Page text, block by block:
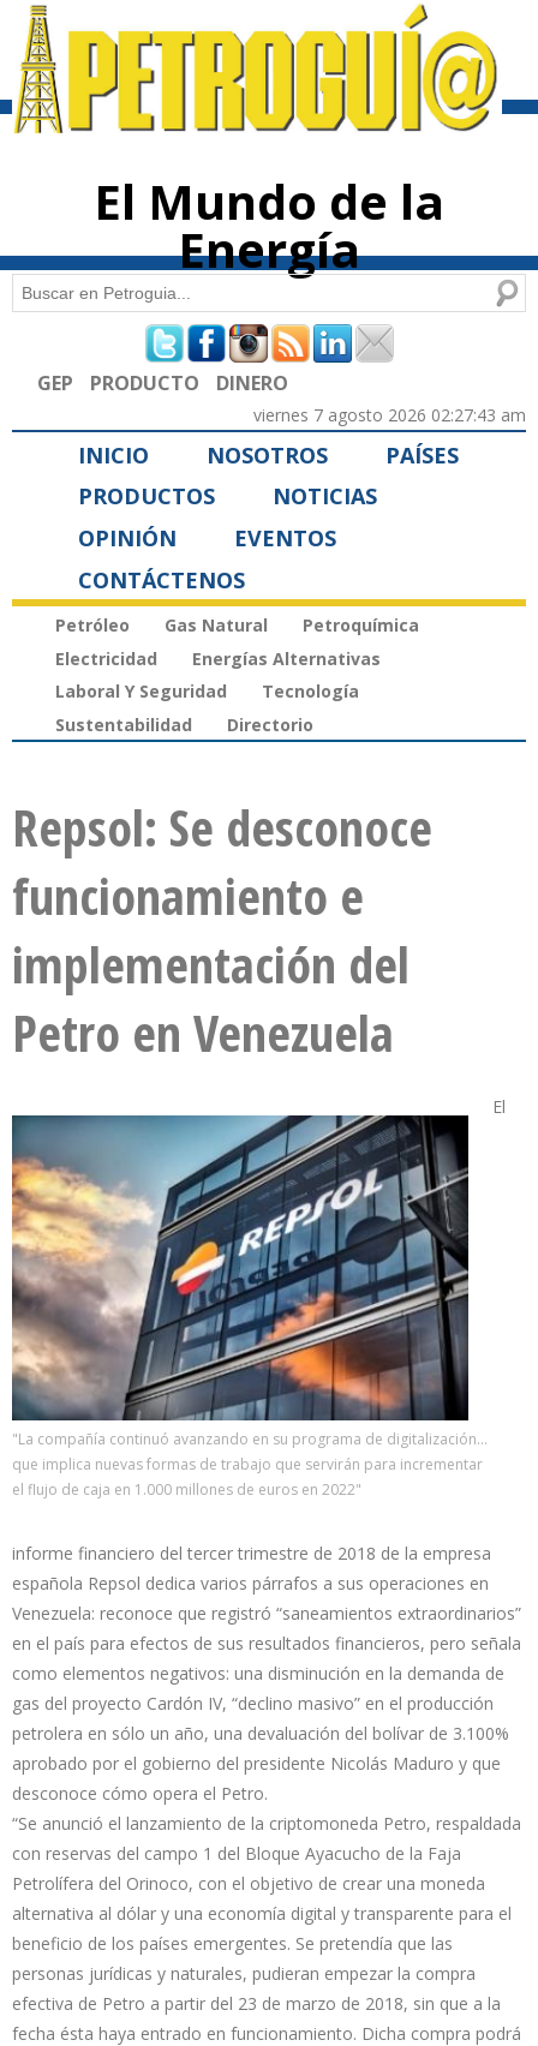
contenido
El Mundo de la
Energía
Formulario de búsqueda
Buscar
GEP PRODUCTO DINERO
viernes 7 agosto 2026 02:27:43 am
INICIO NOSOTROS
PAÍSES
PRODUCTOS
NOTICIAS
OPINIÓN
EVENTOS
CONTÁCTENOS
Petróleo Gas Natural
Petroquímica
Electricidad
Energías Alternativas
Laboral Y Seguridad
Tecnología
Sustentabilidad
Directorio
Repsol: Se desconoce
funcionamiento e
implementación del
Petro en Venezuela
"La compañía continuó avanzando en su programa de digitalización...
que implica nuevas formas de trabajo que servirán para incrementar
el flujo de caja en 1.000 millones de euros en 2022"
El
informe financiero del tercer trimestre de 2018 de la empresa
española Repsol dedica varios párrafos a sus operaciones en
Venezuela: reconoce que registró “saneamientos extraordinarios”
en el país para efectos de sus resultados financieros, pero señala
como elementos negativos: una disminución en la demanda de
gas del proyecto Cardón IV, “declino masivo” en el producción
petrolera en sólo un año, una devaluación del bolívar de 3.100%
aprobado por el gobierno del presidente Nicolás Maduro y que
desconoce cómo opera el Petro.
“Se anunció el lanzamiento de la criptomoneda Petro, respaldada
con reservas del campo 1 del Bloque Ayacucho de la Faja
Petrolífera del Orinoco, con el objetivo de crear una moneda
alternativa al dólar y una economía digital y transparente para el
beneficio de los países emergentes. Se pretendía que las
personas jurídicas y naturales, pudieran empezar la compra
efectiva de Petro a partir del 23 de marzo de 2018, sin que a la
fecha ésta haya entrado en funcionamiento. Dicha compra podrá